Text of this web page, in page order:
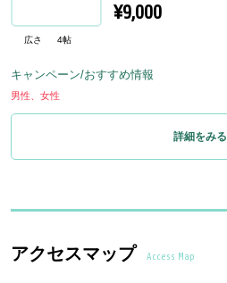
広さ 4帖
¥9,000
キャンペーン/おすすめ情報
男性、女性
詳細をみる
アクセスマップ Access Map